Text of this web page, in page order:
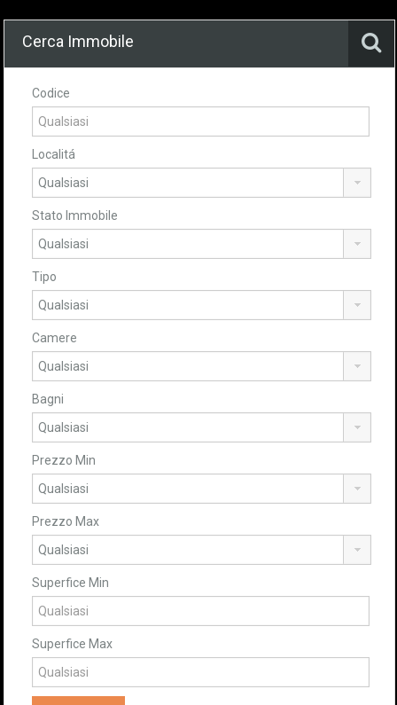
Cerca Immobile
Codice
Localitá
Stato Immobile
Tipo
Camere
Bagni
Prezzo Min
Prezzo Max
Superfice Min
Superfice Max